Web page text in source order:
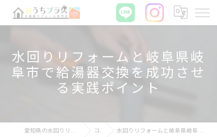
水回りリフォームと岐阜県岐
阜市で給湯器交換を成功させ
る実践ポイント
愛知県の水回りリフォームならおうちプラス コラム 水回りリフォームと岐阜県岐阜市で給湯器交換を成功させる実践ポイント